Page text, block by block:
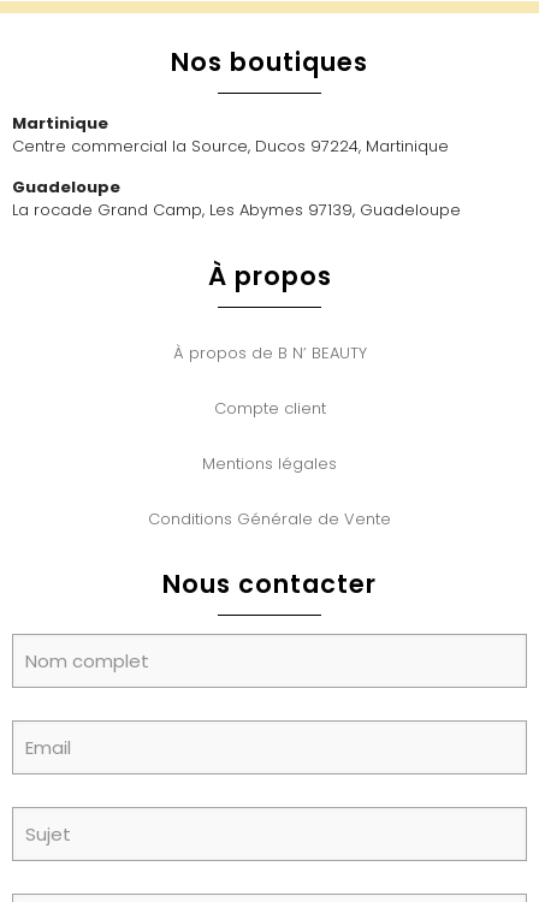
Nos boutiques
Martinique
Centre commercial la Source, Ducos 97224, Martinique
Guadeloupe
La rocade Grand Camp, Les Abymes 97139, Guadeloupe
À propos
À propos de B N’ BEAUTY
Compte client
Mentions légales
Conditions Générale de Vente
Nous contacter